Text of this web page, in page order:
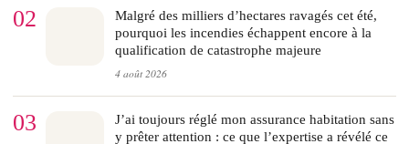
02
Malgré des milliers d’hectares ravagés cet été,
pourquoi les incendies échappent encore à la
qualification de catastrophe majeure
4 août 2026
03
J’ai toujours réglé mon assurance habitation sans
y prêter attention : ce que l’expertise a révélé ce